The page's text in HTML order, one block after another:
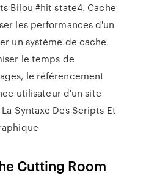
Bilou #hit state4. Cache
les performances d'un
un système de cache
le temps de
le référencement
utilisateur d'un site
Syntaxe Des Scripts Et
Cutting Room